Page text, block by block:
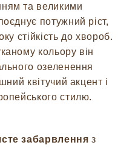
та великими
потужний ріст,
стійкість до хвороб.
кольору він
озеленення
квітучий акцент і
стилю.
забарвлення з